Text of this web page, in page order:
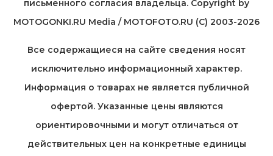
письменного согласия владельца. Copyright by
MOTOGONKI.RU Media / MOTOFOTO.RU (C) 2003-2026
Все содержащиеся на cайте сведения носят
исключительно информационный характер.
Информация о товарах не является публичной
офертой. Указанные цены являются
ориентировочными и могут отличаться от
действительных цен на конкретные единицы